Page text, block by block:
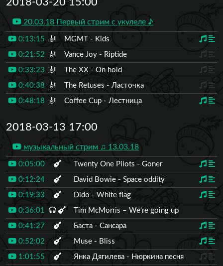
20.03.18 Первый стрим с укулеле ♪
0:13:15 🎻 MGMT - Kids
0:21:52 🎻 Vance Joy - Riptide
0:33:23 🎻 The XX - On hold
0:40:38 🎻 The Retuses - Ласточка
0:48:18 🎻 Coffee Cup - Лестница
2018-03-13 17:00
музыкальный стрим ♫ 13.03.18
0:05:00 Twenty One Pilots - Goner
0:12:24 David Bowie - Space oddity
0:19:33 Dido - White flag
0:36:01 Tim McMorris – We're going up
0:41:27 Баста - Сансара
0:52:02 Muse - Bliss
1:01:55 Янка Дягилева - Нюркина песня